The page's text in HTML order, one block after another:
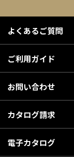
よくあるご質問
ご利用ガイド
お問い合わせ
カタログ請求
電子カタログ